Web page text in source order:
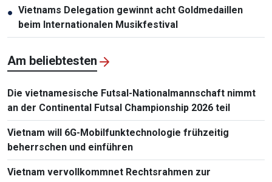
● Vietnams Delegation gewinnt acht Goldmedaillen
beim Internationalen Musikfestival
Am beliebtesten
Die vietnamesische Futsal-Nationalmannschaft nimmt
an der Continental Futsal Championship 2026 teil
Vietnam will 6G-Mobilfunktechnologie frühzeitig
beherrschen und einführen
Vietnam vervollkommnet Rechtsrahmen zur